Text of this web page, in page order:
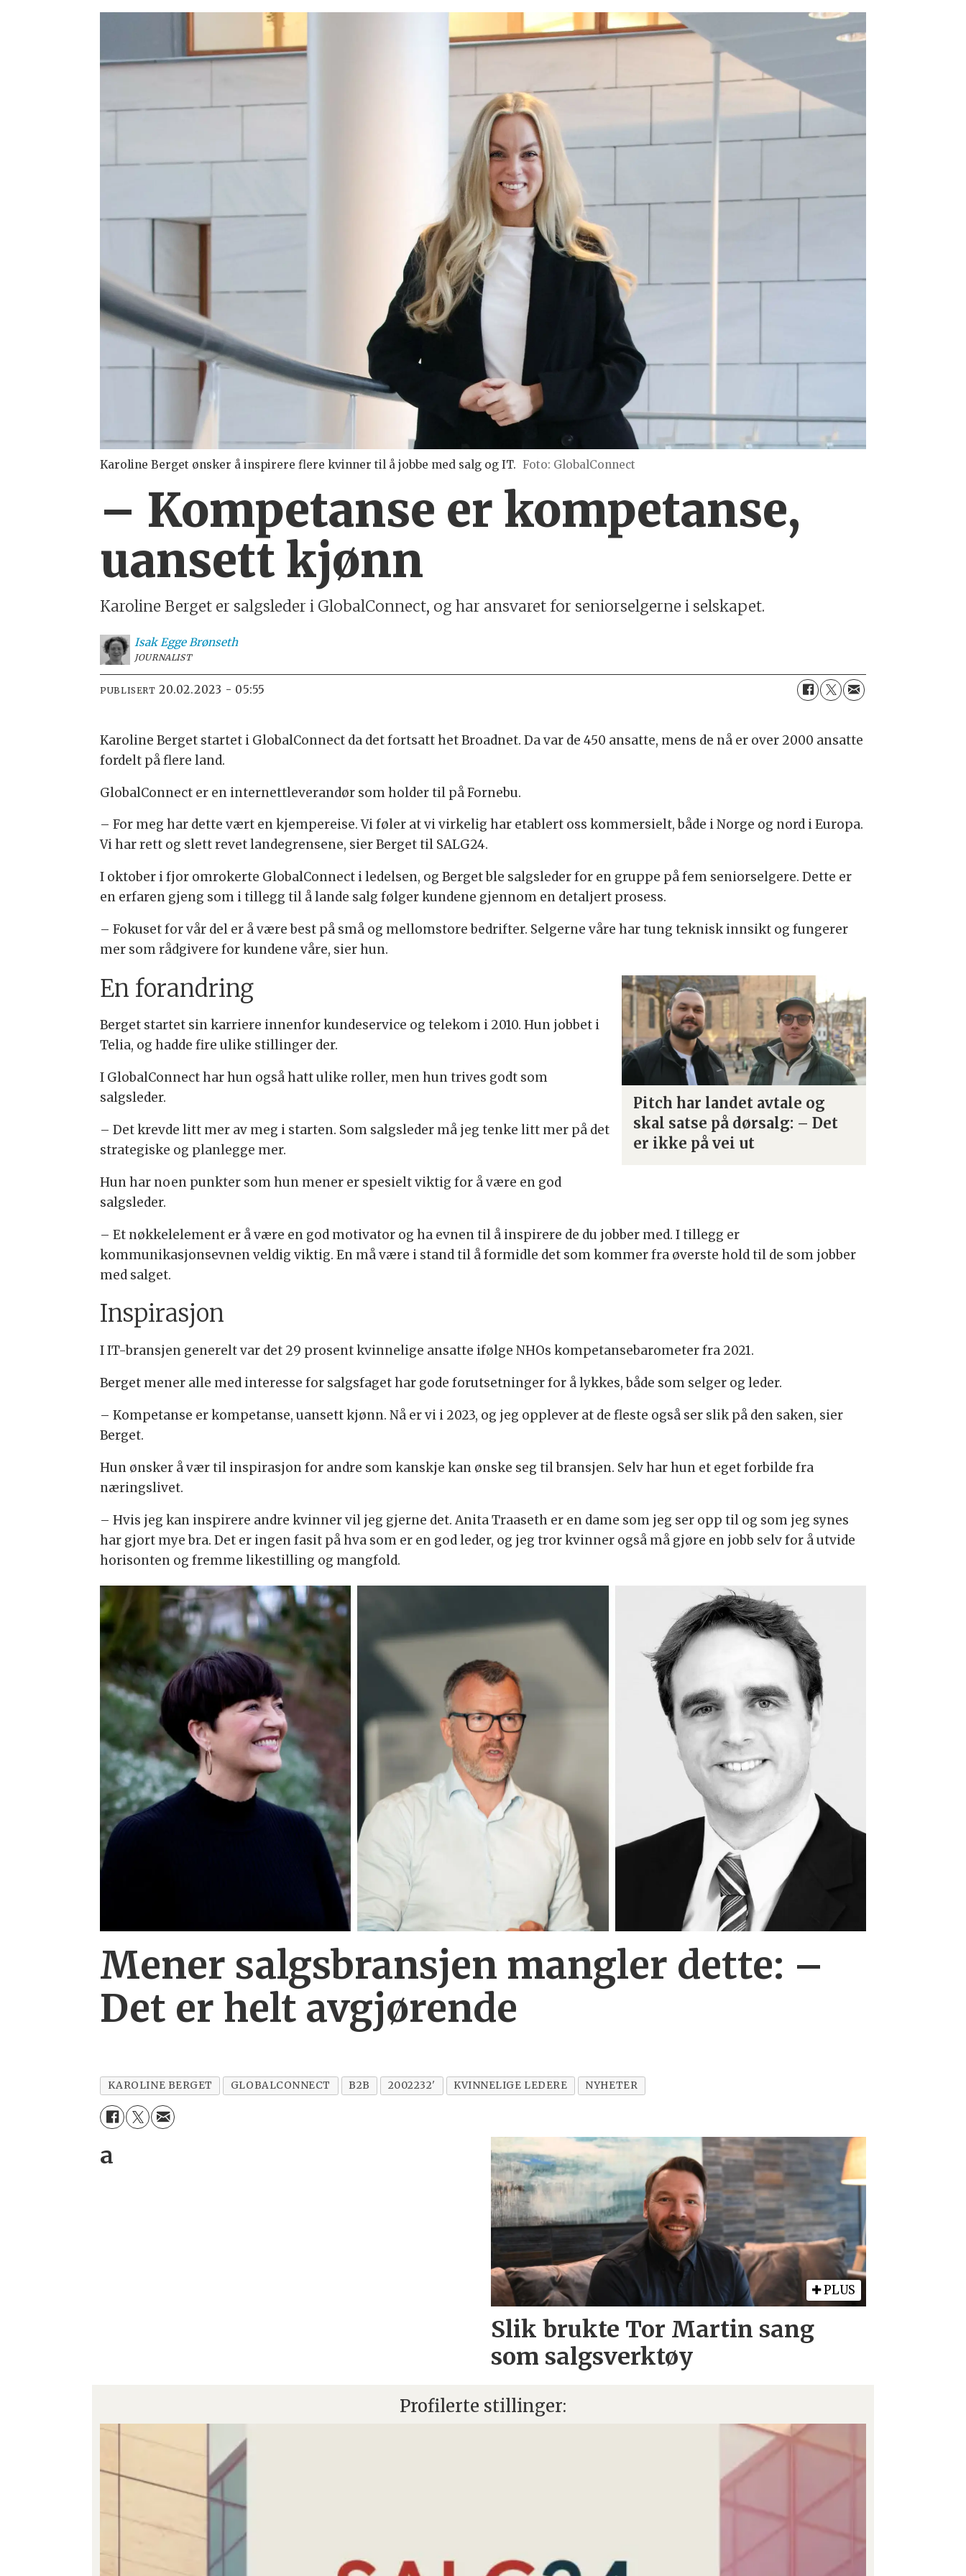
Karoline Berget ønsker å inspirere flere kvinner til å jobbe med salg og IT. Foto: GlobalConnect
– Kompetanse er kompetanse,
uansett kjønn
Karoline Berget er salgsleder i GlobalConnect, og har ansvaret for seniorselgerne i selskapet.
Isak Egge Brønseth
JOURNALIST
PUBLISERT 20.02.2023 - 05:55
Karoline Berget startet i GlobalConnect da det fortsatt het Broadnet. Da var de 450 ansatte, mens de nå er over 2000 ansatte
fordelt på flere land.
GlobalConnect er en internettleverandør som holder til på Fornebu.
– For meg har dette vært en kjempereise. Vi føler at vi virkelig har etablert oss kommersielt, både i Norge og nord i Europa.
Vi har rett og slett revet landegrensene, sier Berget til SALG24.
I oktober i fjor omrokerte GlobalConnect i ledelsen, og Berget ble salgsleder for en gruppe på fem seniorselgere. Dette er
en erfaren gjeng som i tillegg til å lande salg følger kundene gjennom en detaljert prosess.
– Fokuset for vår del er å være best på små og mellomstore bedrifter. Selgerne våre har tung teknisk innsikt og fungerer
mer som rådgivere for kundene våre, sier hun.
Pitch har landet avtale og
skal satse på dørsalg: – Det
er ikke på vei ut
En forandring
Berget startet sin karriere innenfor kundeservice og telekom i 2010. Hun jobbet i
Telia, og hadde fire ulike stillinger der.
I GlobalConnect har hun også hatt ulike roller, men hun trives godt som
salgsleder.
– Det krevde litt mer av meg i starten. Som salgsleder må jeg tenke litt mer på det
strategiske og planlegge mer.
Hun har noen punkter som hun mener er spesielt viktig for å være en god
salgsleder.
– Et nøkkelelement er å være en god motivator og ha evnen til å inspirere de du jobber med. I tillegg er
kommunikasjonsevnen veldig viktig. En må være i stand til å formidle det som kommer fra øverste hold til de som jobber
med salget.
Inspirasjon
I IT-bransjen generelt var det 29 prosent kvinnelige ansatte ifølge NHOs kompetansebarometer fra 2021.
Berget mener alle med interesse for salgsfaget har gode forutsetninger for å lykkes, både som selger og leder.
– Kompetanse er kompetanse, uansett kjønn. Nå er vi i 2023, og jeg opplever at de fleste også ser slik på den saken, sier
Berget.
Hun ønsker å vær til inspirasjon for andre som kanskje kan ønske seg til bransjen. Selv har hun et eget forbilde fra
næringslivet.
– Hvis jeg kan inspirere andre kvinner vil jeg gjerne det. Anita Traaseth er en dame som jeg ser opp til og som jeg synes
har gjort mye bra. Det er ingen fasit på hva som er en god leder, og jeg tror kvinner også må gjøre en jobb selv for å utvide
horisonten og fremme likestilling og mangfold.
Mener salgsbransjen mangler dette: –
Det er helt avgjørende
KAROLINE BERGET GLOBALCONNECT B2B 2002232' KVINNELIGE LEDERE NYHETER
a
PLUS
Slik brukte Tor Martin sang
som salgsverktøy
Profilerte stillinger: